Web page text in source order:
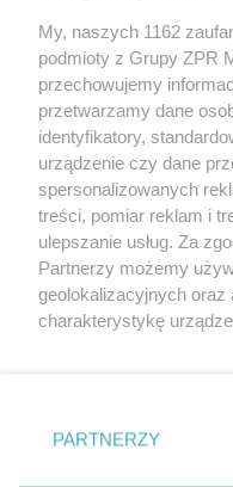
Żaden utwór zamieszczony w
rozpowszechniany lub dalej
tym także elektroniczny lub
eksploatacji w jakiejkolwiek
Internecie bez pisemnej
wykorzystanie utworów w
tzn. bez właściwej zgody, jest
ścigane prawnie.
My, naszych 1162
podmioty z Grupy ZPR
przechowujemy
przetwarzamy dane
identyfikatory,
urządzenie czy dane
spersonalizowanych
treści, pomiar reklam i
ulepszanie usług. Za
Partnerzy możemy
geolokalizacyjnych oraz
charakterystykę
zmienić/wycofać
znajdujący się w lewym
rodzaje przetwarzania
PARTNERZY